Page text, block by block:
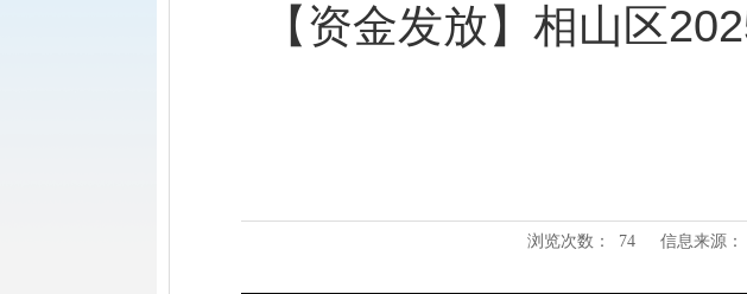
【资金发放】相山区
浏览次数： 74 信息来源